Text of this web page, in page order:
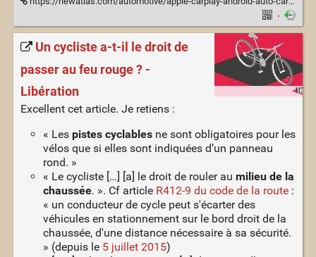
·
Un cycliste a-t-il le droit de
passer au feu rouge ? -
Libération
Excellent cet article. Je retiens :
« Les pistes cyclablesne sont obligatoires pour les
vélos que si elles sont indiquées d’un panneau
rond. »
« Le cycliste […] [a] le droit de rouler au milieu de la
chaussée. ». Cf article R412-9 du code de la route:
« un conducteur de cycle peut s'écarter des
véhicules en stationnement sur le bord droit de la
chaussée, d'une distance nécessaire à sa sécurité.
» (depuis le 5 juillet 2015)